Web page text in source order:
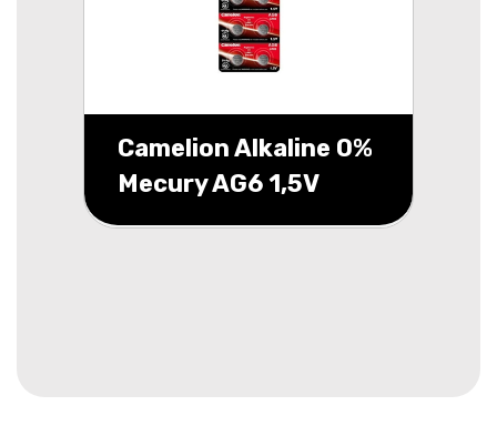
Camelion Alkaline 0%
Mecury AG6 1,5V
blister 10